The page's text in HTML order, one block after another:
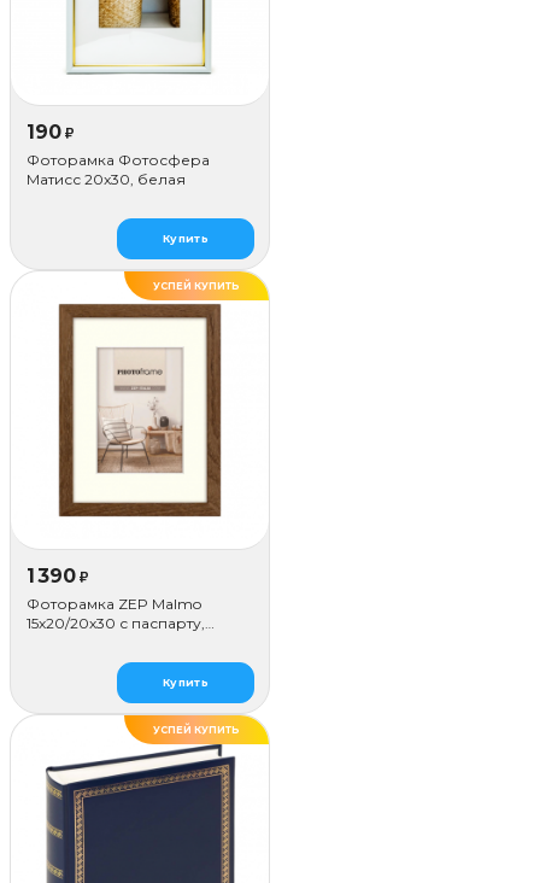
190 ₽
Фоторамка Фотосфера
Матисс 20x30, белая
Купить
УСПЕЙ КУПИТЬ
1 390 ₽
Фоторамка ZEP Malmo
15х20/20х30 с паспарту,
Купить
УСПЕЙ КУПИТЬ